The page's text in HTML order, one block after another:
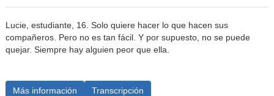
Lucie, estudiante, 16. Solo quiere hacer lo que hacen sus
compañeros. Pero no es tan fácil. Y por supuesto, no se puede
quejar. Siempre hay alguien peor que ella.
Más información Transcripción